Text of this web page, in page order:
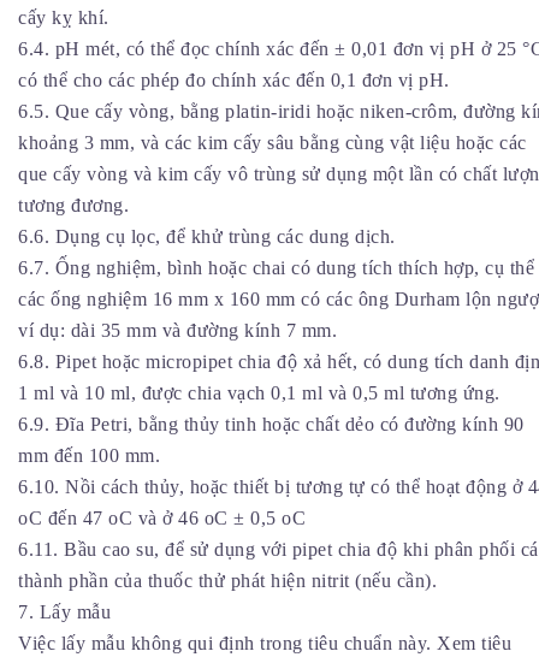
cấy kỵ khí.
6.4. pH mét, có thể đọc chính xác đến ± 0,01 đơn vị pH ở 25
có thể cho các phép đo chính xác đến 0,1 đơn vị pH.
6.5. Que cấy vòng, bằng platin-iridi hoặc niken-crôm, đường
khoảng 3 mm, và các kim cấy sâu bằng cùng vật liệu hoặc các
que cấy vòng và kim cấy vô trùng sử dụng một lần có chất
tương đương.
6.6. Dụng cụ lọc, để khử trùng các dung dịch.
6.7. Ống nghiệm, bình hoặc chai có dung tích thích hợp, cụ thể
các ống nghiệm 16 mm x 160 mm có các ông Durham lộn
ví dụ: dài 35 mm và đường kính 7 mm.
6.8. Pipet hoặc micropipet chia độ xả hết, có dung tích danh
1 ml và 10 ml, được chia vạch 0,1 ml và 0,5 ml tương ứng.
6.9. Đĩa Petri, bằng thủy tinh hoặc chất dẻo có đường kính 90
mm đến 100 mm.
6.10. Nồi cách thủy, hoặc thiết bị tương tự có thể hoạt động ở
oC đến 47 oC và ở 46 oC ± 0,5 oC
6.11. Bầu cao su, để sử dụng với pipet chia độ khi phân phối
thành phần của thuốc thử phát hiện nitrit (nếu cần).
7. Lấy mẫu
Việc lấy mẫu không qui định trong tiêu chuẩn này. Xem tiêu